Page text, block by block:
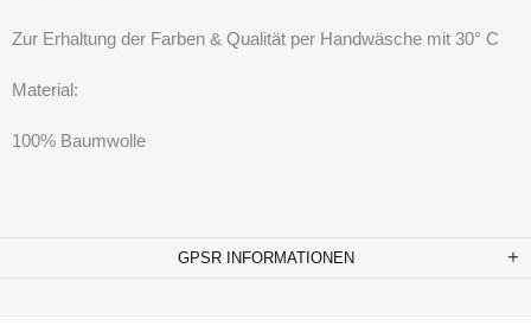
Zur Erhaltung der Farben & Qualität per Handwäsche mit 30° C
Material:
100% Baumwolle
GPSR INFORMATIONEN